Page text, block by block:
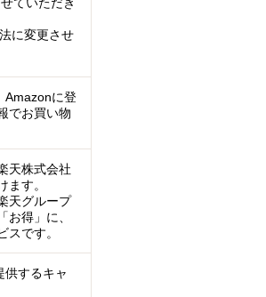
に変更させ
Amazonに登
でお買い物
天株式会社
す。
天グループ
得」に、
です。
供するキャ